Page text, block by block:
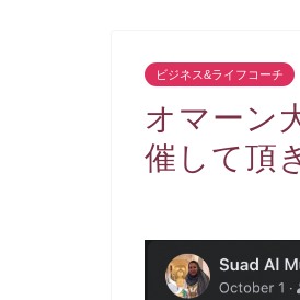
ビジネス&ライフコーチ
オマーン
催して頂